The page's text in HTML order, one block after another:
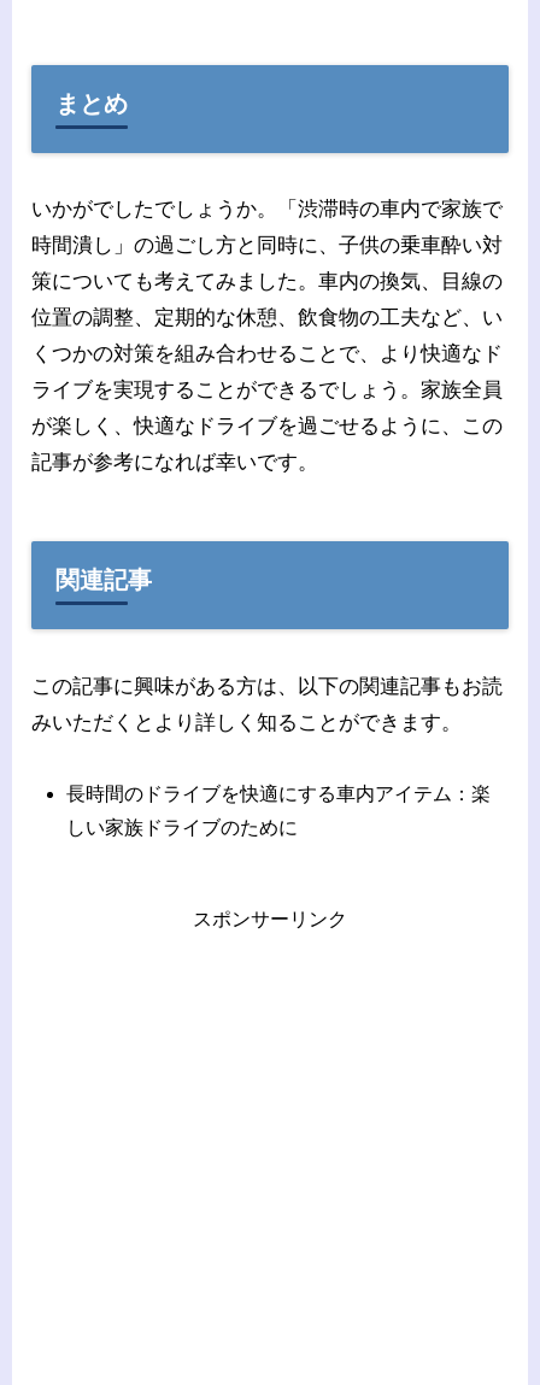
まとめ
いかがでしたでしょうか。「渋滞時の車内で家族で
時間潰し」の過ごし方と同時に、子供の乗車酔い対
策についても考えてみました。車内の換気、目線の
位置の調整、定期的な休憩、飲食物の工夫など、い
くつかの対策を組み合わせることで、より快適なド
ライブを実現することができるでしょう。家族全員
が楽しく、快適なドライブを過ごせるように、この
記事が参考になれば幸いです。
関連記事
この記事に興味がある方は、以下の関連記事もお読
みいただくとより詳しく知ることができます。
長時間のドライブを快適にする車内アイテム：楽
しい家族ドライブのために
スポンサーリンク